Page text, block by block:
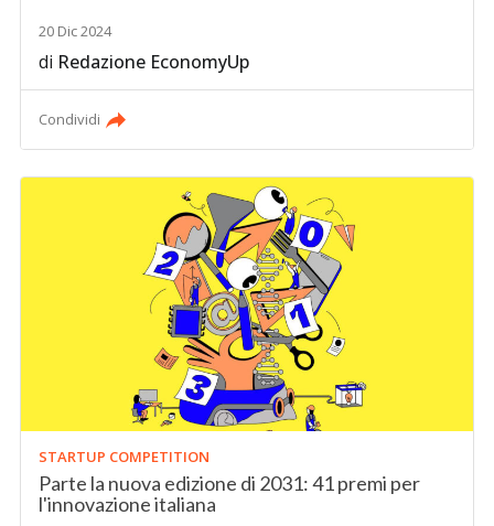
20 Dic 2024
di Redazione EconomyUp
Condividi
STARTUP COMPETITION
Parte la nuova edizione di 2031: 41 premi per
l'innovazione italiana